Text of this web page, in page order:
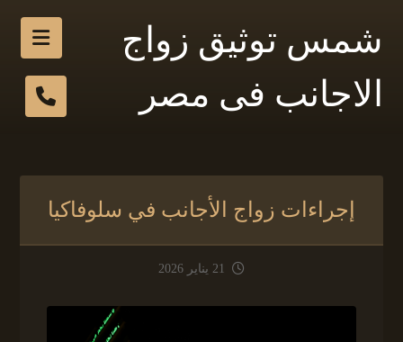
شمس توثيق زواج
الاجانب فى مصر
إجراءات زواج الأجانب في سلوفاكيا
21 يناير 2026